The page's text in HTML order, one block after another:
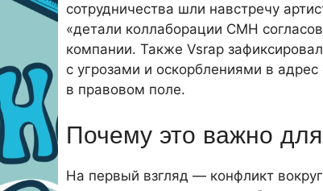
сотрудничества шли навстречу
«детали коллаборации CMH
компании. Также Vsrap
с угрозами и оскорблениями в
в правовом поле.
Почему это важно
На первый взгляд — конфликт